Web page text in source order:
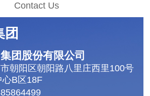
Contact Us
团
团股份有限公司
朝阳区朝阳路八里庄西里100号
心B区18F